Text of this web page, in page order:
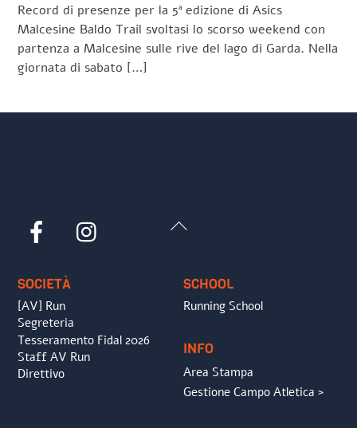
Record di presenze per la 5ª edizione di Asics
Malcesine Baldo Trail svoltasi lo scorso weekend con
partenza a Malcesine sulle rive del lago di Garda. Nella
giornata di sabato […]
Back
Facebook
SOCIETÀ
[AV] Run
Segreteria
Tesseramento Fidal 2026
Staff AV Run
Direttivo
SCHOOL
Running School
INFO
Area Stampa
Gestione Campo Atletica >